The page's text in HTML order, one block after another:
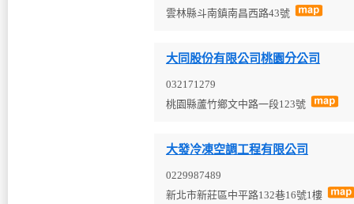
雲林縣斗南鎮南昌西路43號
大同股份有限公司桃園分公司
032171279
桃園縣蘆竹鄉文中路一段123號
大發冷凍空調工程有限公司
0229987489
新北市新莊區中平路132巷16號1樓